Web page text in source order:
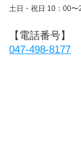
土日・祝日 10：00〜
【電話番号】
047-498-8177